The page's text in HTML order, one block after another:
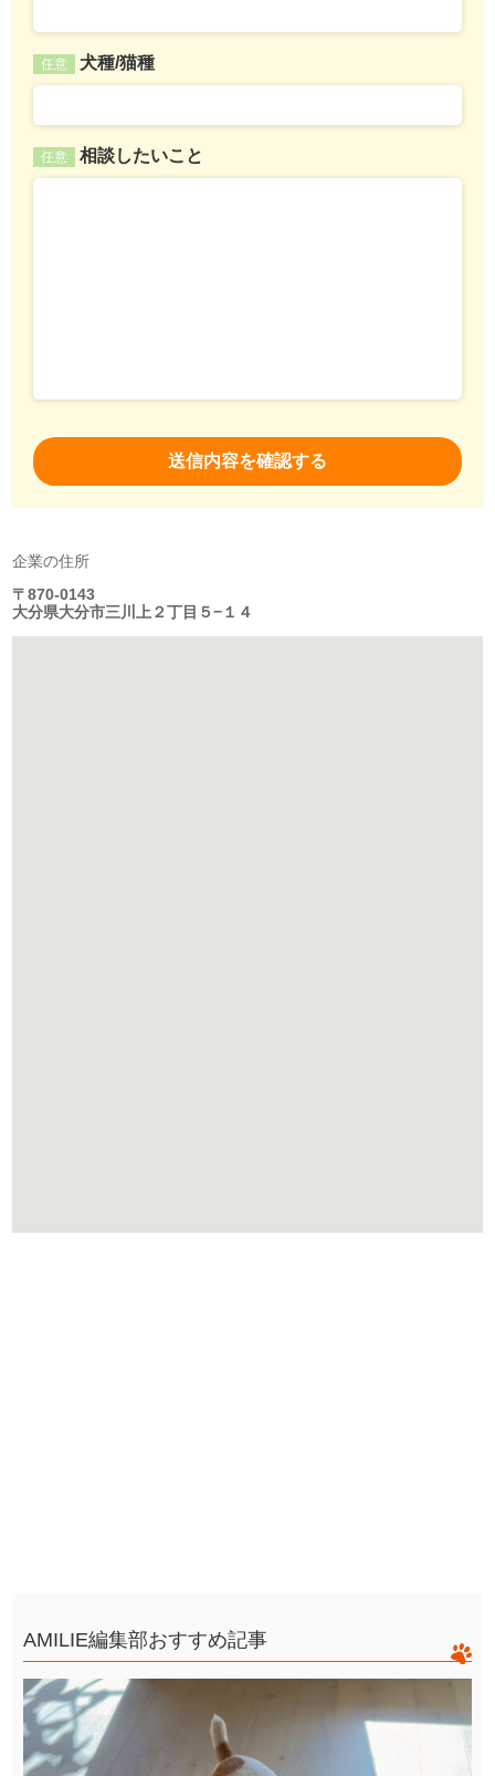
任意 犬種/猫種
任意 相談したいこと
企業の住所
〒870-0143
大分県大分市三川上２丁目５−１４
AMILIE編集部おすすめ記事